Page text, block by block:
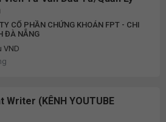
CỔ PHẦN CHỨNG KHOÁN FPT - CHI
ĐÀ NẴNG
VND
Writer (KÊNH YOUTUBE